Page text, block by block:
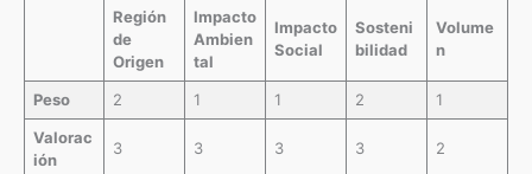
Región
de
Origen
Impacto
Ambien
tal
Impacto
Social
Sosteni
bilidad
Volume
n
Peso 2 1 1 2
1
Valorac
ión
3 3 3 3 2